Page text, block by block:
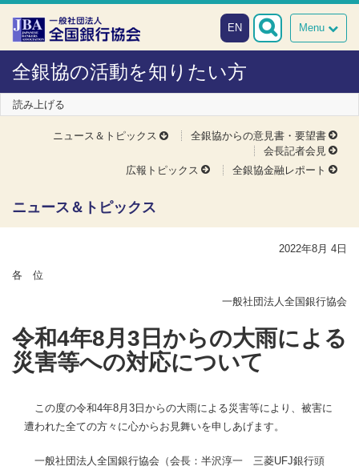
本文へスキップ
障がい者向け相談窓口
Menu
EN
全銀協の活動を知りたい方
読み上げる
ニュース＆トピックス
全銀協からの意見書・要望書
会長記者会見
広報トピックス
全銀協金融レポート
ニュース＆トピックス
2022年8月 4日
各 位
一般社団法人全国銀行協会
令和4年8月3日からの大雨による
災害等への対応について
この度の令和4年8月3日からの大雨による災害等により、被害に
遭われた全ての方々に心からお見舞いを申しあげます。
一般社団法人全国銀行協会（会長：半沢淳一 三菱UFJ銀行頭